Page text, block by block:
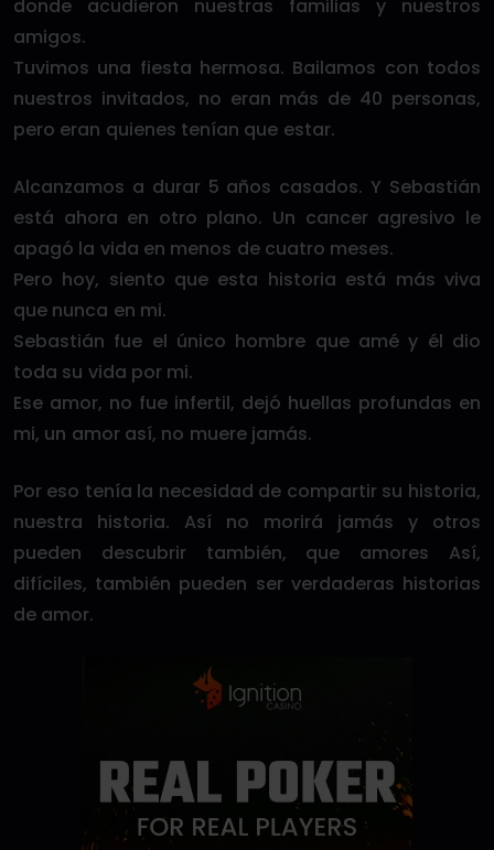
donde acudieron nuestras familias y nuestros
amigos.
Tuvimos una fiesta hermosa. Bailamos con todos
nuestros invitados, no eran más de 40 personas,
pero eran quienes tenían que estar.
Alcanzamos a durar 5 años casados. Y Sebastián
está ahora en otro plano. Un cancer agresivo le
apagó la vida en menos de cuatro meses.
Pero hoy, siento que esta historia está más viva
que nunca en mi.
Sebastián fue el único hombre que amé y él dio
toda su vida por mi.
Ese amor, no fue infertil, dejó huellas profundas en
mi, un amor así, no muere jamás.
Por eso tenía la necesidad de compartir su historia,
nuestra historia. Así no morirá jamás y otros
pueden descubrir también, que amores Así,
difíciles, también pueden ser verdaderas historias
de amor.